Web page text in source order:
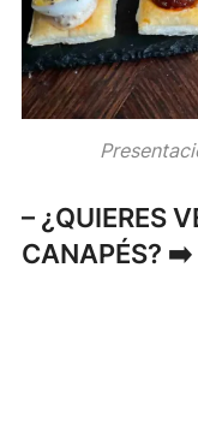
– ¿QUIERES
CANAPÉS? ➡️